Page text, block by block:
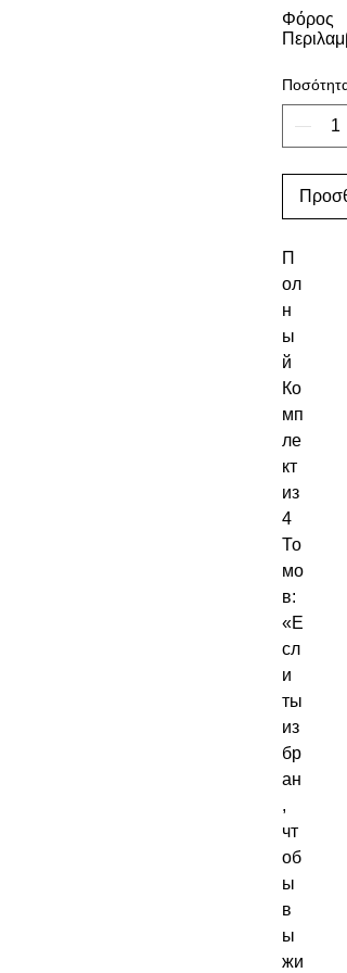
Φόρος
Ποσότητα
П
ол
н
ы
й
Ко
мп
ле
кт
из
4
То
мо
в:
«Е
сл
и
ты
из
бр
ан
,
чт
об
ы
в
ы
жи